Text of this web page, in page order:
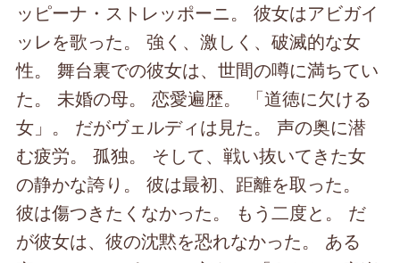
ッピーナ・ストレッポーニ。 彼女はアビガイ
ッレを歌った。 強く、激しく、破滅的な女
性。 舞台裏での彼女は、世間の噂に満ちてい
た。 未婚の母。 恋愛遍歴。 「道徳に欠ける
女」。 だがヴェルディは見た。 声の奥に潜
む疲労。 孤独。 そして、戦い抜いてきた女
の静かな誇り。 彼は最初、距離を取った。
彼は傷つきたくなかった。 もう二度と。 だ
が彼女は、彼の沈黙を恐れなかった。 ある